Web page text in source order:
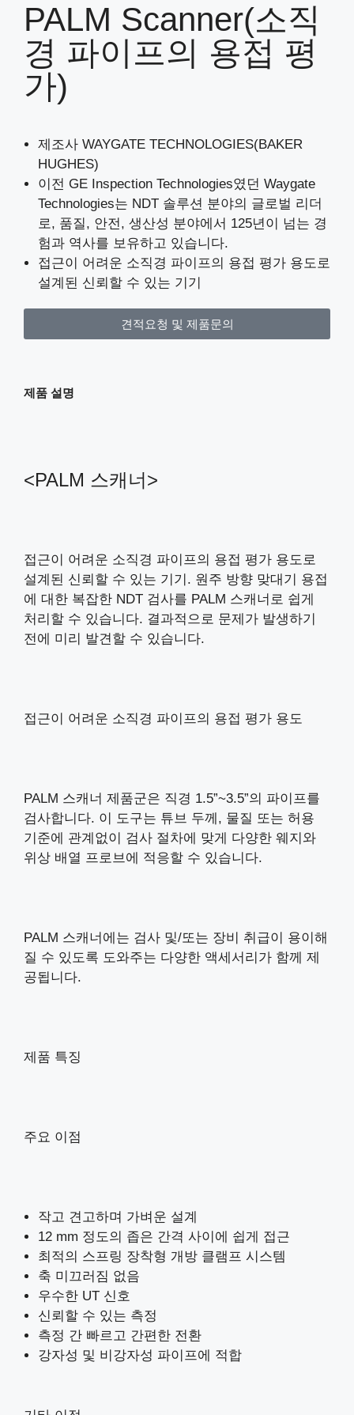
PALM Scanner(소직
경 파이프의 용접 평
가)
제조사 WAYGATE TECHNOLOGIES(BAKER
HUGHES)
이전 GE Inspection Technologies였던 Waygate
Technologies는 NDT 솔루션 분야의 글로벌 리더
로, 품질, 안전, 생산성 분야에서 125년이 넘는 경
험과 역사를 보유하고 있습니다.
접근이 어려운 소직경 파이프의 용접 평가 용도로
설계된 신뢰할 수 있는 기기
견적요청 및 제품문의
제품 설명
<PALM 스캐너>
접근이 어려운 소직경 파이프의 용접 평가 용도로
설계된 신뢰할 수 있는 기기. 원주 방향 맞대기 용접
에 대한 복잡한 NDT 검사를 PALM 스캐너로 쉽게
처리할 수 있습니다. 결과적으로 문제가 발생하기
전에 미리 발견할 수 있습니다.
접근이 어려운 소직경 파이프의 용접 평가 용도
PALM 스캐너 제품군은 직경 1.5”~3.5”의 파이프를
검사합니다. 이 도구는 튜브 두께, 물질 또는 허용
기준에 관계없이 검사 절차에 맞게 다양한 웨지와
위상 배열 프로브에 적응할 수 있습니다.
PALM 스캐너에는 검사 및/또는 장비 취급이 용이해
질 수 있도록 도와주는 다양한 액세서리가 함께 제
공됩니다.
제품 특징
주요 이점
작고 견고하며 가벼운 설계
12 mm 정도의 좁은 간격 사이에 쉽게 접근
최적의 스프링 장착형 개방 클램프 시스템
축 미끄러짐 없음
우수한 UT 신호
신뢰할 수 있는 측정
측정 간 빠르고 간편한 전환
강자성 및 비강자성 파이프에 적합